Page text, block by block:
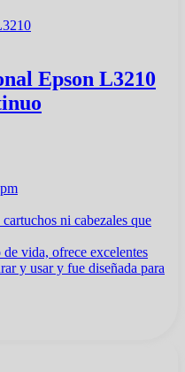
Epson L3210
ni cabezales que
vida, ofrece excelentes
y usar y fue diseñada para